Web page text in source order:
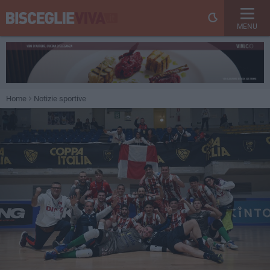
MENU
Home Notizie sportive